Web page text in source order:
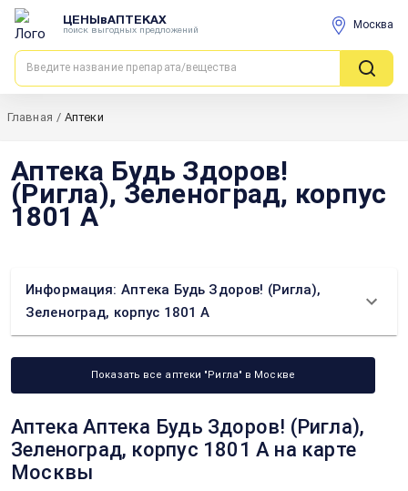
ЦЕНЫвАПТЕКАХ
поиск выгодных предложений Москва
Главная / Аптеки
Аптека Будь Здоров!
(Ригла), Зеленоград, корпус
1801 А
Информация: Аптека Будь Здоров! (Ригла),
Зеленоград, корпус 1801 А
Показать все аптеки "Ригла" в Москве
Аптека Аптека Будь Здоров! (Ригла),
Зеленоград, корпус 1801 А на карте
Москвы